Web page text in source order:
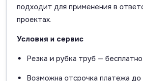
подходит для применения в
проектах.
Условия и сервис
Резка и рубка труб — бесплатно
Возможна отсрочка платежа